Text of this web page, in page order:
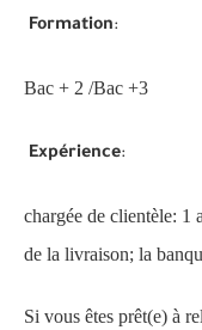
Formation:
Bac + 2 /Bac +3
Expérience:
chargée de clientèle: 1
de la livraison; la
Si vous êtes prêt(e) à